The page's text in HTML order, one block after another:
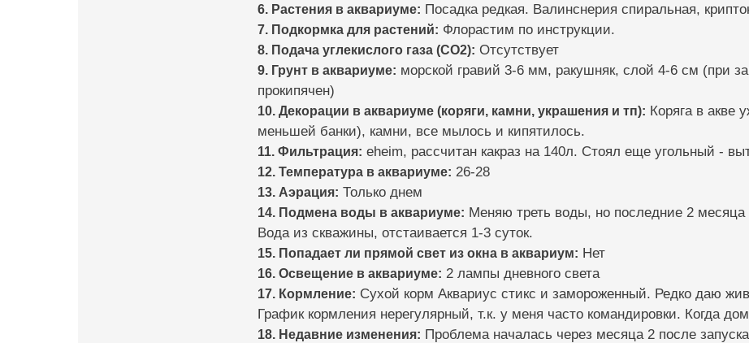
6. Растения в аквариуме: Посадка редкая. Валинснерия спиральная,
7. Подкормка для растений: Флорастим по инструкции.
8. Подача углекислого газа (CO2): Отсутствует
9. Грунт в аквариуме: морской гравий 3-6 мм, ракушняк, слой 4-6 см (при
прокипячен)
10. Декорации в аквариуме (коряги, камни, украшения и тп): Коряга в акве
меньшей банки), камни, все мылось и кипятилось.
11. Фильтрация: eheim, рассчитан какраз на 140л. Стоял еще угольный -
12. Температура в аквариуме: 26-28
13. Аэрация: Только днем
14. Подмена воды в аквариуме: Меняю треть воды, но последние 2 месяца
Вода из скважины, отстаивается 1-3 суток.
15. Попадает ли прямой свет из окна в аквариум: Нет
16. Освещение в аквариуме: 2 лампы дневного света
17. Кормление: Сухой корм Аквариус стикс и замороженный. Редко даю
График кормления нерегулярный, т.к. у меня часто командировки. Когда
18. Недавние изменения: Проблема началась через месяца 2 после